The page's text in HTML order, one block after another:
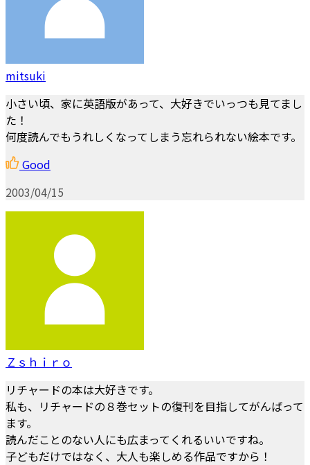
mitsuki
小さい頃、家に英語版があって、大好きでいっつも見てまし
た！
何度読んでもうれしくなってしまう忘れられない絵本です。
Good
2003/04/15
Ｚｓｈｉｒｏ
リチャードの本は大好きです。
私も、リチャードの８巻セットの復刊を目指してがんばって
ます。
読んだことのない人にも広まってくれるいいですね。
子どもだけではなく、大人も楽しめる作品ですから！